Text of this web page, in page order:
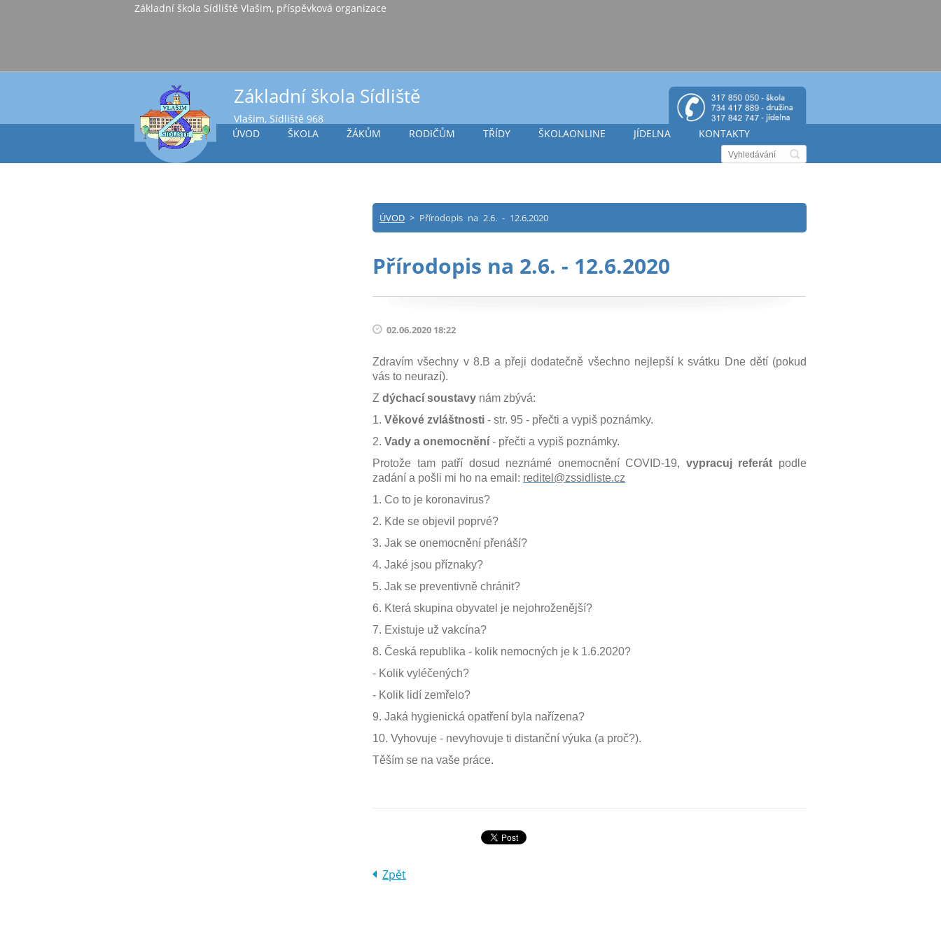
Základní škola Sídliště Vlašim, příspěvková organizace
Základní škola Sídliště
Vlašim, Sídliště 968
ÚVOD
ŠKOLA ŽÁKŮM RODIČŮM TŘÍDY ŠKOLAONLINE JÍDELNA KONTAKTY
ÚVOD > Přírodopis na 2.6. - 12.6.2020
Přírodopis na 2.6. - 12.6.2020
02.06.2020 18:22
Zdravím všechny v 8.B a přeji dodatečně všechno nejlepší k svátku Dne dětí (pokud
vás to neurazí).
Zdýchací soustavy nám zbývá:
1.Věkové zvláštnosti - str. 95 - přečti a vypiš poznámky.
2.Vady a onemocnění - přečti a vypiš poznámky.
Protože tam patří dosud neznámé onemocnění COVID-19, vypracuj referát podle
zadání a pošli mi ho na email: reditel@zssidliste.cz
1. Co to je koronavirus?
2. Kde se objevil poprvé?
3. Jak se onemocnění přenáší?
4. Jaké jsou příznaky?
5. Jak se preventivně chránit?
6. Která skupina obyvatel je nejohroženější?
7. Existuje už vakcína?
8. Česká republika - kolik nemocných je k 1.6.2020?
- Kolik vyléčených?
- Kolik lidí zemřelo?
9. Jaká hygienická opatření byla nařízena?
10. Vyhovuje - nevyhovuje ti distanční výuka (a proč?).
Těším se na vaše práce.
Zpět